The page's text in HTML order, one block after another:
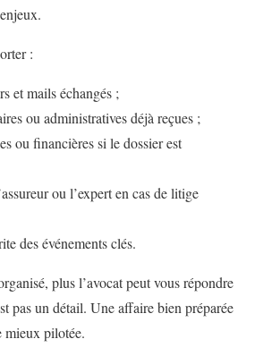
:
et mails échangés ;
ou administratives déjà reçues ;
ou financières si le dossier est
ou l’expert en cas de litige
des événements clés.
plus l’avocat peut vous répondre
pas un détail. Une affaire bien préparée
mieux pilotée.